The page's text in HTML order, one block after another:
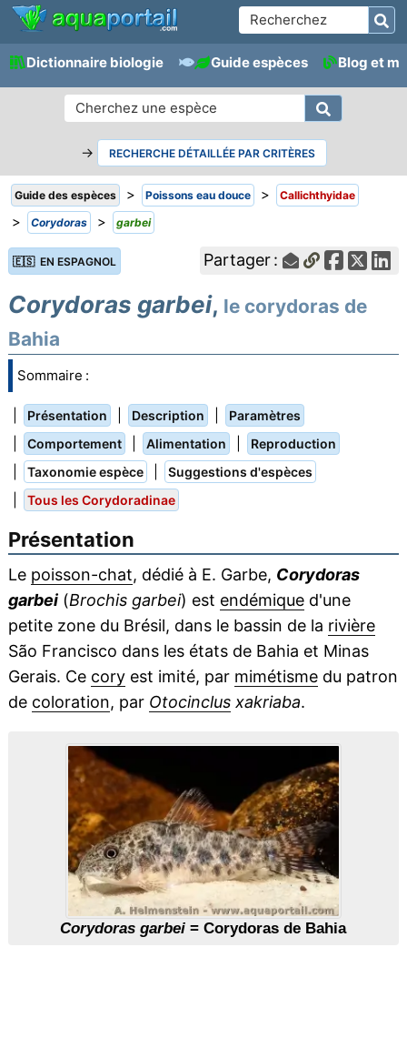
Dictionnaire biologie Guide espèces Blog et
→ RECHERCHE DÉTAILLÉE PAR CRITÈRES
Guide des espèces > Poissons eau douce > Callichthyidae
> Corydoras > garbei
🇪🇸 EN ESPAGNOL Partager :
Corydoras garbei, le corydoras de
Bahia
Sommaire :
Présentation Description Paramètres
Comportement Alimentation Reproduction
Taxonomie espèce Suggestions d'espèces
Tous les Corydoradinae
Présentation
Le poisson-chat, dédié à E. Garbe, Corydoras
garbei(Brochis garbei) est endémiqued'une
petite zone du Brésil, dans le bassin de la rivière
São Francisco dans les états de Bahia et Minas
Gerais. Ce coryest imité, par mimétismedu patron
de coloration, par Otocinclusxakriaba.
Corydoras garbei = Corydoras de Bahia